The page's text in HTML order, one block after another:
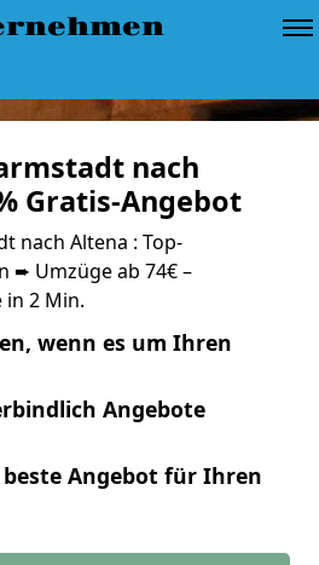
nach
Gratis-Angebot
nach Altena : Top-
➨ Umzüge ab 74€ –
in 2 Min.
wenn es um Ihren
Angebote
beste Angebot für Ihren